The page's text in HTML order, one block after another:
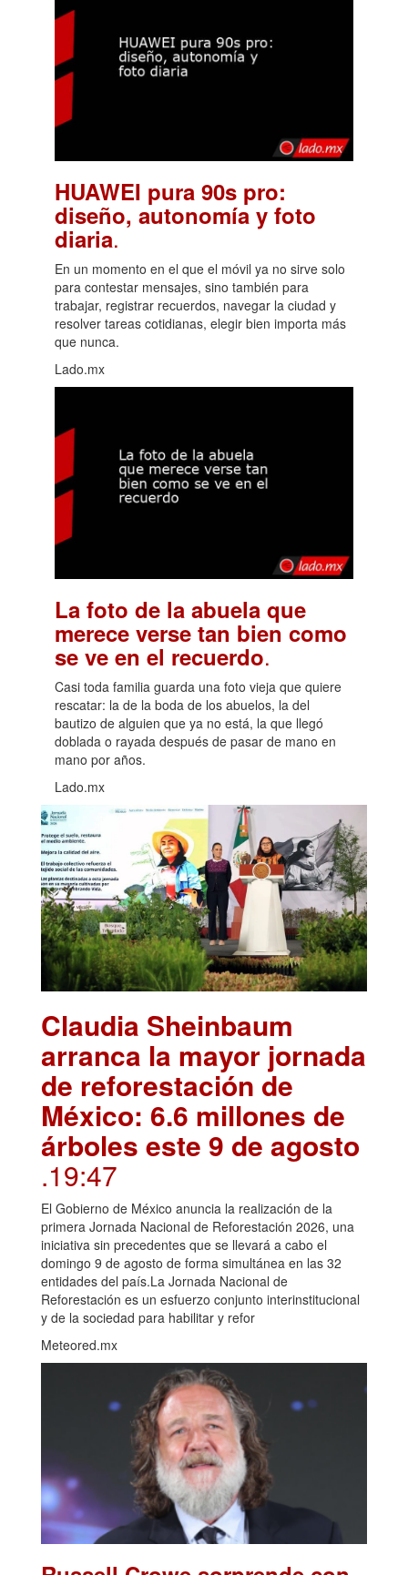
HUAWEI pura 90s pro:
diseño, autonomía y foto
diaria.
En un momento en el que el móvil ya no sirve solo
para contestar mensajes, sino también para
trabajar, registrar recuerdos, navegar la ciudad y
resolver tareas cotidianas, elegir bien importa más
que nunca.
Lado.mx
La foto de la abuela que
merece verse tan bien como
se ve en el recuerdo.
Casi toda familia guarda una foto vieja que quiere
rescatar: la de la boda de los abuelos, la del
bautizo de alguien que ya no está, la que llegó
doblada o rayada después de pasar de mano en
mano por años.
Lado.mx
Claudia Sheinbaum
arranca la mayor jornada
de reforestación de
México: 6.6 millones de
árboles este 9 de agosto
.19:47
El Gobierno de México anuncia la realización de la
primera Jornada Nacional de Reforestación 2026, una
iniciativa sin precedentes que se llevará a cabo el
domingo 9 de agosto de forma simultánea en las 32
entidades del país.La Jornada Nacional de
Reforestación es un esfuerzo conjunto interinstitucional
y de la sociedad para habilitar y refor
Meteored.mx